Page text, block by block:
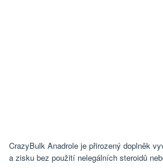
CrazyBulk Anadrole je přirozený doplněk
a zisku bez použití nelegálních steroidů